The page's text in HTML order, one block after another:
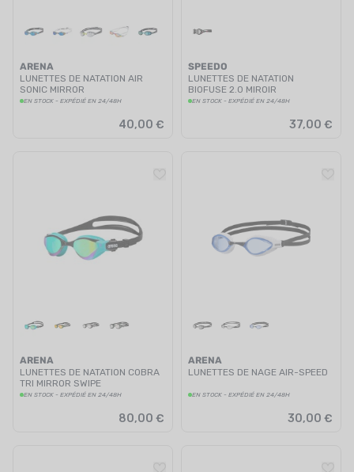
ARENA
LUNETTES DE NATATION AIR
SONIC MIRROR
EN STOCK - EXPÉDIÉ EN 24/48H
40,00 €
SPEEDO
LUNETTES DE NATATION
BIOFUSE 2.0 MIROIR
EN STOCK - EXPÉDIÉ EN 24/48H
37,00 €
ARENA
LUNETTES DE NATATION COBRA
TRI MIRROR SWIPE
EN STOCK - EXPÉDIÉ EN 24/48H
80,00 €
ARENA
LUNETTES DE NAGE AIR-SPEED
EN STOCK - EXPÉDIÉ EN 24/48H
30,00 €